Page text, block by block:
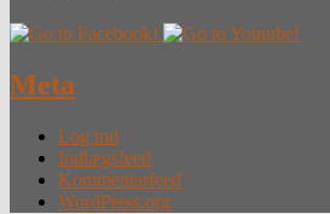
Meta
Log ind
Indlægsfeed
Kommentarfeed
WordPress.org